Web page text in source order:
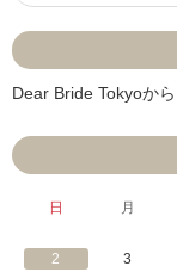
Dear Bride Tokyoか
日 月
2
3